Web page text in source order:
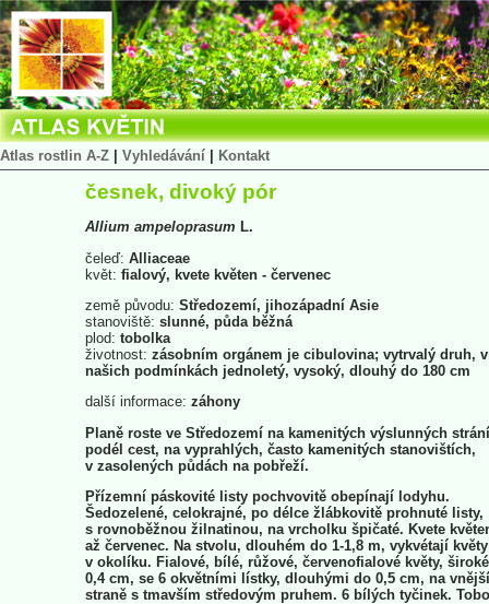
Atlas rostlin A-Z Vyhledávání Kontakt
česnek, divoký pór
Allium ampeloprasum L.
čeleď: Alliaceae
květ: fialový, kvete květen - červenec
země původu: Středozemí, jihozápadní Asie
stanoviště: slunné, půda běžná
plod: tobolka
životnost: zásobním orgánem je cibulovina; vytrvalý druh, v
našich podmínkách jednoletý, vysoký, dlouhý do 180 cm
další informace: záhony
Planě roste ve Středozemí na kamenitých výslunných
podél cest, na vyprahlých, často kamenitých stanovištích,
v zasolených půdách na pobřeží.
Přízemní páskovité listy pochvovitě obepínají lodyhu.
Šedozelené, celokrajné, po délce žlábkovitě prohnuté listy,
s rovnoběžnou žilnatinou, na vrcholku špičaté. Kvete
až červenec. Na stvolu, dlouhém do 1-1,8 m, vykvétají květy
v okolíku. Fialové, bílé, růžové, červenofialové květy, široké
0,4 cm, se 6 okvětními lístky, dlouhými do 0,5 cm, na vnější
straně s tmavším středovým pruhem. 6 bílých tyčinek.